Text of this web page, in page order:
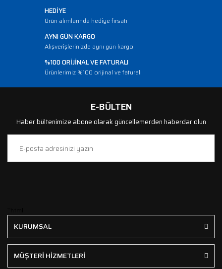
HEDİYE
Ürün alımlarında hediye fırsatı
AYNI GÜN KARGO
Alışverişlerinizde aynı gün kargo
%100 ORİJİNAL VE FATURALI
Ürünlerimiz %100 orijinal ve faturalı
E-BÜLTEN
Haber bültenimize abone olarak güncellemerden haberdar olun
KURUMSAL
MÜŞTERİ HİZMETLERİ